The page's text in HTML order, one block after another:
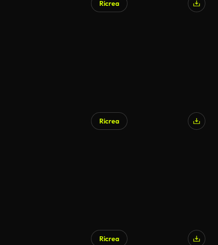
Ricrea
Ricrea
Ricrea